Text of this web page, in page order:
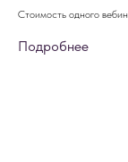
Стоимость одного
Подробнее